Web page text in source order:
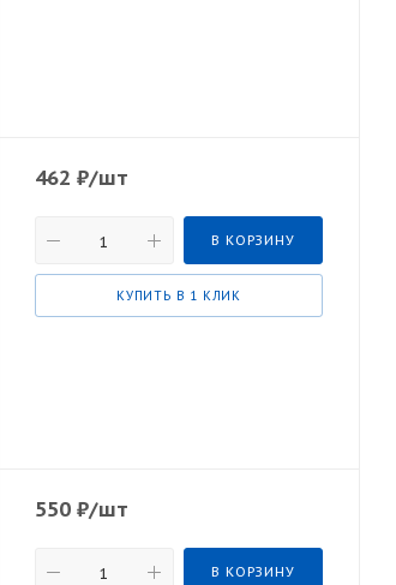
462 ₽/шт
В КОРЗИНУ
КУПИТЬ В 1 КЛИК
550 ₽/шт
В КОРЗИНУ